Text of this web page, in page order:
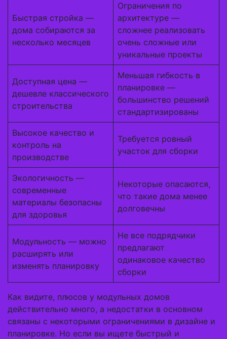
Быстрая стройка —
дома собираются за
несколько месяцев
Ограничения по
архитектуре —
сложнее реализовать
очень сложные или
уникальные проекты
Доступная цена —
дешевле классического
строительства
Меньшая гибкость в
планировке —
большинство решений
стандартизированы
Высокое качество и
контроль на
производстве
Требуется ровный
участок для сборки
Экологичность —
современные
материалы безопасны
для здоровья
Некоторые опасаются,
что такие дома менее
долговечны
Модульность — можно
расширять или
изменять планировку
Не все подрядчики
предлагают
одинаковое качество
сборки
Как видите, плюсов у модульных домов
действительно много, а недостатки в основном
связаны с некоторыми ограничениями в дизайне и
планировке. Но если вы ищете быстрый и